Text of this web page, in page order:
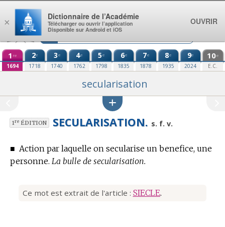
Aller au contenu
1 re
1694
2e
1718
3e
1740
4e
1762
5e
1798
6e
1835
7e
1878
8e
1935
9e
2024
10e
E.C.
secularisation
1reÉDITION SECULARISATION. s. f. v.
■ Action par laquelle on secularise un benefice, une
personne. La bulle de secularisation.
Ce mot est extrait de l'article : SIECLE.
×
Dictionnaire de l’Académie
Télécharger ou ouvrir l’application
Disponible sur Android et iOS
OUVRIR